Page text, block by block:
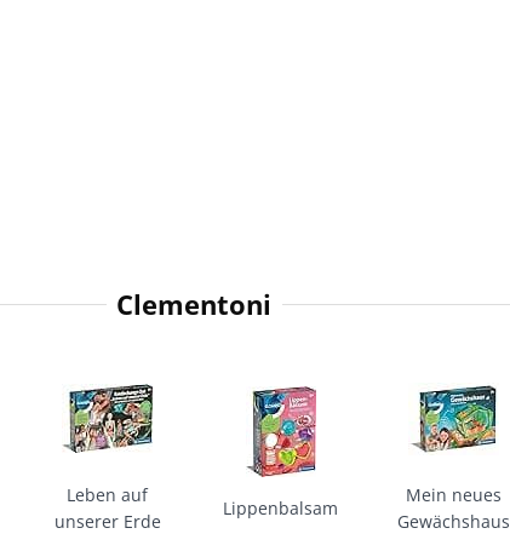
Clementoni
Leben auf
unserer Erde
Lippenbalsam
Mein neues
Gewächshaus